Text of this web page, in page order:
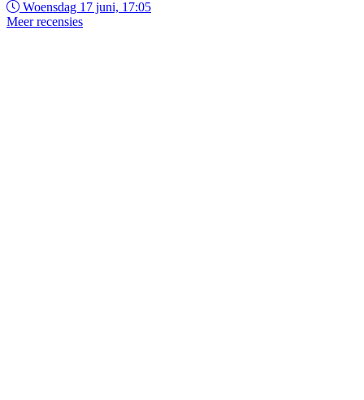
Woensdag 17 juni, 17:05
Meer recensies